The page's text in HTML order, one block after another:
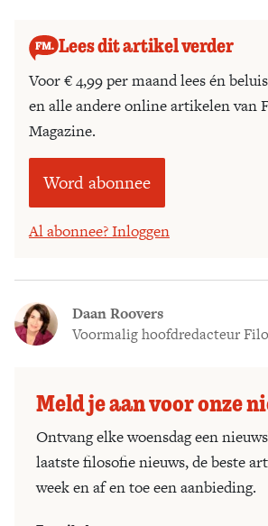
Lees dit artikel verder
Voor € 4,99 per maand lees én
en alle andere online artikelen van
Magazine.
Word abonnee
Al abonnee? Inloggen
Daan Roovers
Voormalig hoofdredacteur
Meld je aan voor onze
Ontvang elke woensdag een
laatste filosofie nieuws, de beste
week en af en toe een aanbieding.